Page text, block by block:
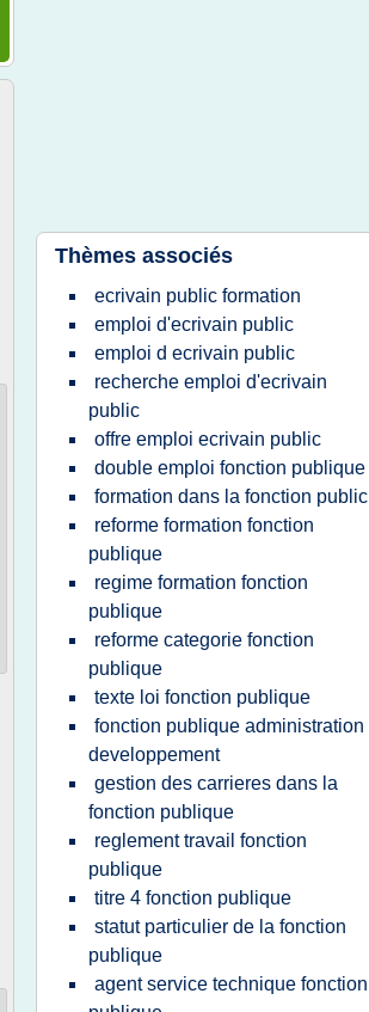
Thèmes associés
ecrivain public formation
emploi d'ecrivain public
emploi d ecrivain public
recherche emploi d'ecrivain
public
offre emploi ecrivain public
double emploi fonction publique
formation dans la fonction public
reforme formation fonction
publique
regime formation fonction
publique
reforme categorie fonction
publique
texte loi fonction publique
fonction publique administration
developpement
gestion des carrieres dans la
fonction publique
reglement travail fonction
publique
titre 4 fonction publique
statut particulier de la fonction
publique
agent service technique fonction